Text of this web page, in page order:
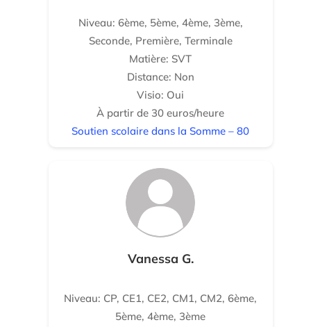
Niveau: 6ème, 5ème, 4ème, 3ème,
Seconde, Première, Terminale
Matière: SVT
Distance: Non
Visio: Oui
À partir de 30 euros/heure
Soutien scolaire dans la Somme – 80
Vanessa G.
Niveau: CP, CE1, CE2, CM1, CM2, 6ème,
5ème, 4ème, 3ème